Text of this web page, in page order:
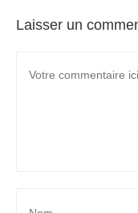
Laisser un